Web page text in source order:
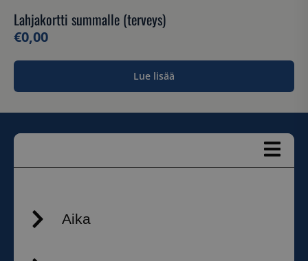
Lahjakortti summalle (terveys)
€0,00
Lue lisää